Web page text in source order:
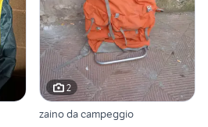
2
zaino da campeggio